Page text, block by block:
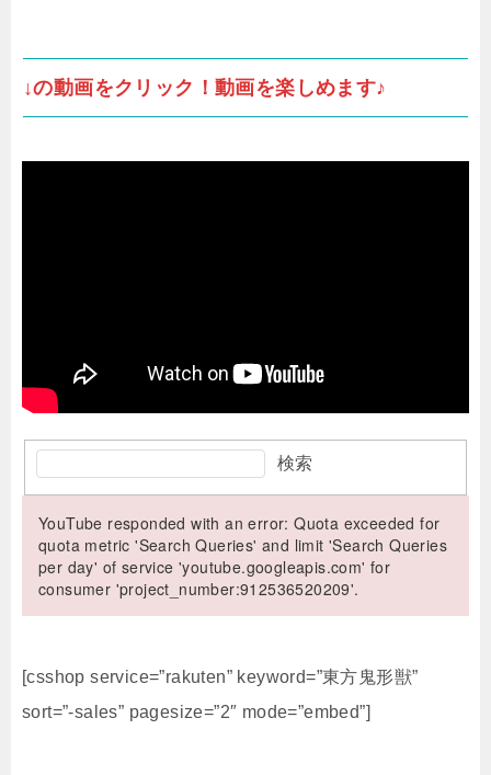
↓の動画をクリック！動画を楽しめます♪
検索
YouTube responded with an error: Quota exceeded for
quota metric 'Search Queries' and limit 'Search Queries
per day' of service 'youtube.googleapis.com' for
consumer 'project_number:912536520209'.
[csshop service=”rakuten” keyword=”東方鬼形獣”
sort=”-sales” pagesize=”2″ mode=”embed”]